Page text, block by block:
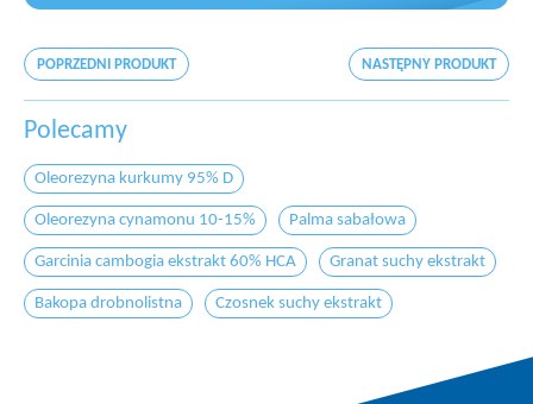
POPRZEDNI PRODUKT NASTĘPNY PRODUKT
Polecamy
Oleorezyna kurkumy 95% D
Oleorezyna cynamonu 10-15% Palma sabałowa
Garcinia cambogia ekstrakt 60% HCA Granat suchy ekstrakt
Bakopa drobnolistna Czosnek suchy ekstrakt